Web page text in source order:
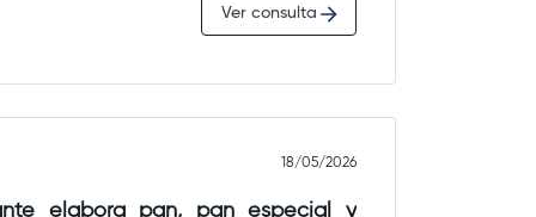
ni
de trasladar al usuario entre
punto de destino determinados.
móvil utilizada para la
en el ámbito objetivo del
no teniendo
Ver consulta
18/05/2026
elabora pan, pan especial y